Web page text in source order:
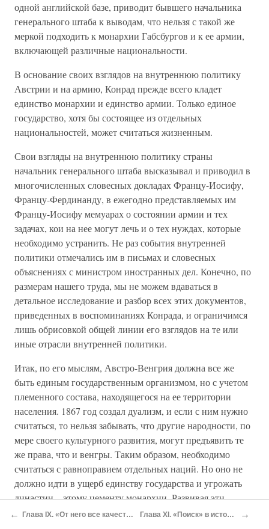
одной английской базе, приводит бывшего начальника
генерального штаба к выводам, что нельзя с такой же
меркой подходить к монархии Габсбургов и к ее армии,
включающей различные национальности.
В основание своих взглядов на внутреннюю политику
Австрии и на армию, Конрад прежде всего кладет
единство монархии и единство армии. Только единое
государство, хотя бы состоящее из отдельных
национальностей, может считаться жизненным.
Свои взгляды на внутреннюю политику страны
начальник генерального штаба высказывал и приводил в
многочисленных словесных докладах Францу-Иосифу,
Францу-Фердинанду, в ежегодно представляемых им
Францу-Иосифу мемуарах о состоянии армии и тех
задачах, кои на нее могут лечь и о тех нуждах, которые
необходимо устранить. Не раз события внутренней
политики отмечались им в письмах и словесных
объяснениях с министром иностранных дел. Конечно, по
размерам нашего труда, мы не можем вдаваться в
детальное исследование и разбор всех этих документов,
приведенных в воспоминаниях Конрада, и ограничимся
лишь обрисовкой общей линии его взглядов на те или
иные отрасли внутренней политики.
Итак, по его мыслям, Австро-Венгрия должна все же
быть единым государственным организмом, но с учетом
племенного состава, находящегося на ее территории
населения. 1867 год создал дуализм, и если с ним нужно
считаться, то нельзя забывать, что другие народности, по
мере своего культурного развития, могут предъявить те
же права, что и венгры. Таким образом, необходимо
считаться с равноправием отдельных наций. Но оно не
должно идти в ущерб единству государства и угрожать
династии – этому цементу монархии. Развивая эти
взгляды, начальник генерального штаба далек, конечно,
← Глава IX. «От него все качества» Глава XI. «Поиск» в историю →